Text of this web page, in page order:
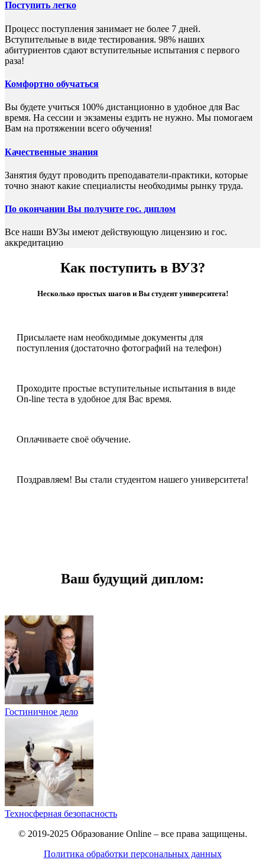
Поступить легко
Процесс поступления занимает не более 7 дней.
Вступительные в виде тестирования. 98% наших
абитуриентов сдают вступительные испытания с первого
раза!
Комфортно обучаться
Вы будете учиться 100% дистанционно в удобное для Вас
время. На сессии и экзамены ездить не нужно. Мы помогаем
Вам на протяжении всего обучения!
Качественные знания
Занятия будут проводить преподаватели-практики, которые
точно знают какие специалисты необходимы рынку труда.
По окончании Вы получите гос. диплом
Все наши ВУЗы имеют действующую лицензию и гос.
аккредитацию
Как поступить в ВУЗ?
Несколько простых шагов и Вы студент университета!
Присылаете нам необходимые документы для
поступления (достаточно фотографий на телефон)
Проходите простые вступительные испытания в виде
On-line теста в удобное для Вас время.
Оплачиваете своё обучение.
Поздравляем! Вы стали студентом нашего университета!
Ваш будущий диплом:
Гостиничное дело
Техносферная безопасность
© 2019-2025 Образование Online – все права защищены.
Политика обработки персональных данных